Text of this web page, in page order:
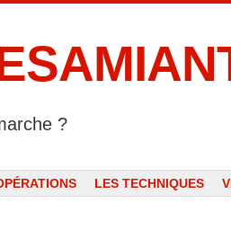
?
LES TECHNIQUES